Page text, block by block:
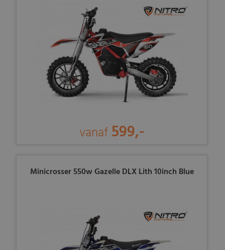
vanaf 599,-
Minicrosser 550w Gazelle DLX Lith 10inch Blue